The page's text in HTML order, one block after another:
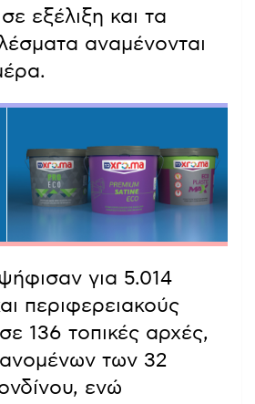
εξέλιξη και τα
αναμένονται
για 5.014
περιφερειακούς
136 τοπικές αρχές,
των 32
ενώ